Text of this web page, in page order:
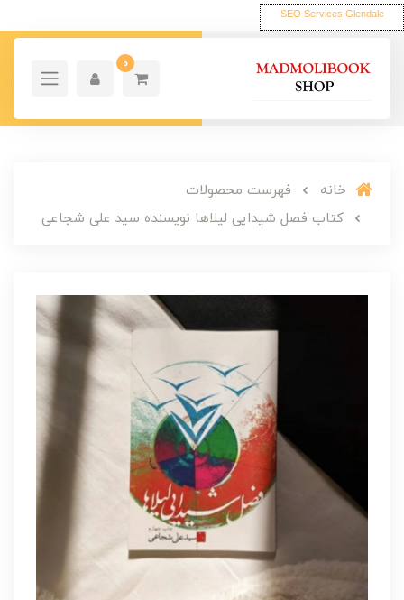
SEO Services Glendale
0
خانه
فهرست محصولات
کتاب فصل شیدایی لیلاها نویسنده سید علی شجاعی